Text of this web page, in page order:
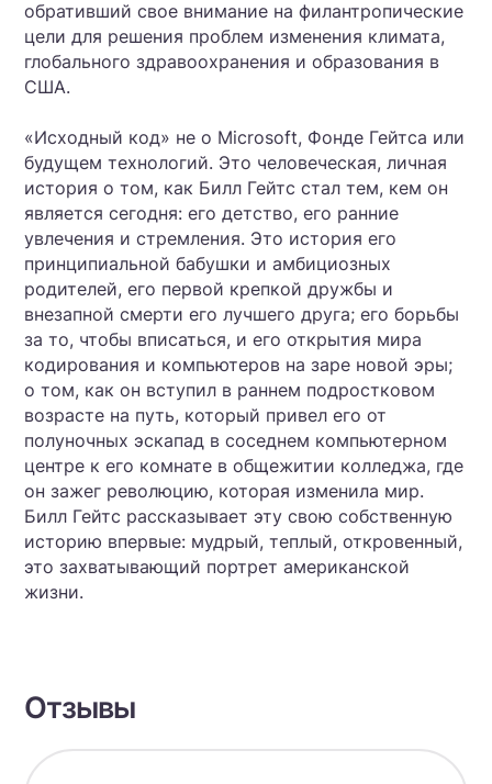
обративший свое внимание на филантропические
цели для решения проблем изменения климата,
глобального здравоохранения и образования в
США.
«Исходный код» не о Microsoft, Фонде Гейтса или
будущем технологий. Это человеческая, личная
история о том, как Билл Гейтс стал тем, кем он
является сегодня: его детство, его ранние
увлечения и стремления. Это история его
принципиальной бабушки и амбициозных
родителей, его первой крепкой дружбы и
внезапной смерти его лучшего друга; его борьбы
за то, чтобы вписаться, и его открытия мира
кодирования и компьютеров на заре новой эры;
о том, как он вступил в раннем подростковом
возрасте на путь, который привел его от
полуночных эскапад в соседнем компьютерном
центре к его комнате в общежитии колледжа, где
он зажег революцию, которая изменила мир.
Билл Гейтс рассказывает эту свою собственную
историю впервые: мудрый, теплый, откровенный,
это захватывающий портрет американской
жизни.
Отзывы